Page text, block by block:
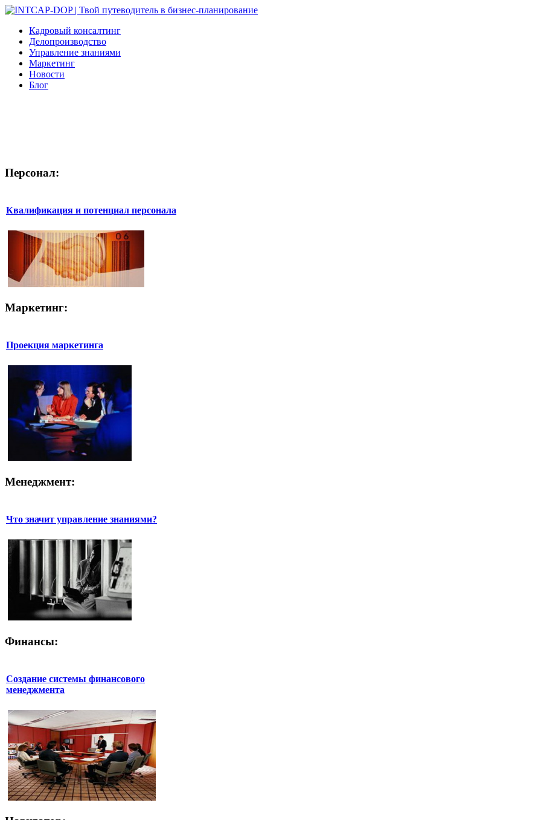
Кадровый консалтинг
Делопроизводство
Управление знаниями
Маркетинг
Новости
Блог
Персонал:
Квалификация и потенциал персонала
Маркетинг:
Проекция маркетинга
Менеджмент:
Что значит управление знаниями?
Финансы:
Создание системы финансового
менеджмента